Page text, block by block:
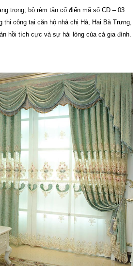
trọng, bộ rèm tân cổ điển mã số CD – 03
công tại căn hộ nhà chị Hà, Hai Bà Trưng,
hồi tích cực và sự hài lòng của cả gia đình.